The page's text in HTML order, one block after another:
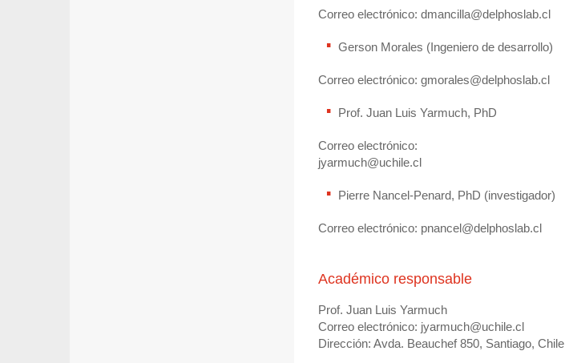
Correo electrónico: dmancilla@delphoslab.cl
Gerson Morales (Ingeniero de desarrollo)
Correo electrónico: gmorales@delphoslab.cl
Prof. Juan Luis Yarmuch, PhD
Correo electrónico:
jyarmuch@uchile.cl
Pierre Nancel-Penard, PhD (investigador)
Correo electrónico: pnancel@delphoslab.cl
Académico responsable
Prof. Juan Luis Yarmuch
Correo electrónico: jyarmuch@uchile.cl
Dirección: Avda. Beauchef 850, Santiago, Chile